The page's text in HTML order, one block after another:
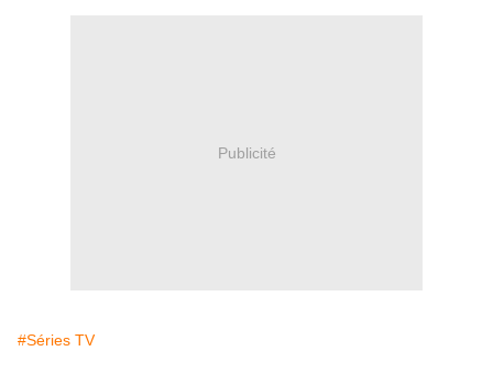
Publicité
#Séries TV